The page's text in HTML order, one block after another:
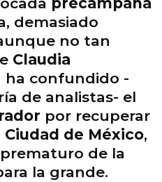
demasiado
no tan
Claudia
ha confundido -
de analistas- el
por recuperar
Ciudad de México,
prematuro de la
la grande.